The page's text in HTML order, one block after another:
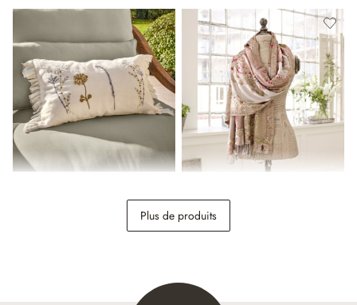
36,95 €
Plus de produits